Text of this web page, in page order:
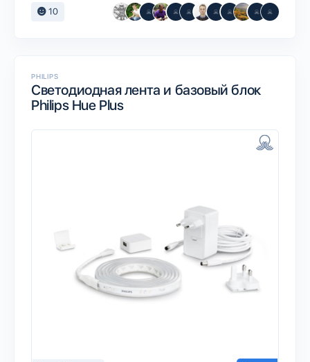
10
PHILIPS
Светодиодная лента и базовый блок
Philips Hue Plus